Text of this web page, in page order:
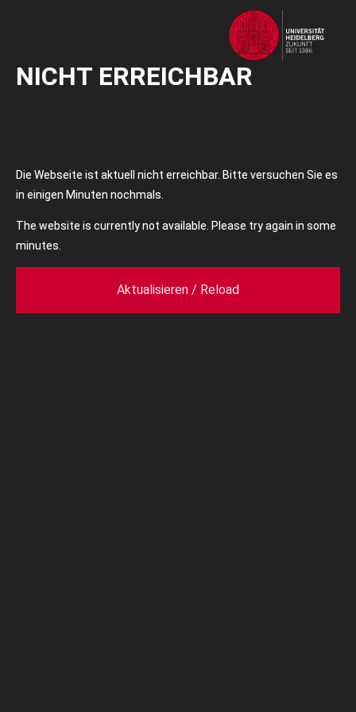
NICHT ERREICHBAR
Die Webseite ist aktuell nicht erreichbar. Bitte versuchen Sie es
in einigen Minuten nochmals.
The website is currently not available. Please try again in some
minutes.
Aktualisieren / Reload